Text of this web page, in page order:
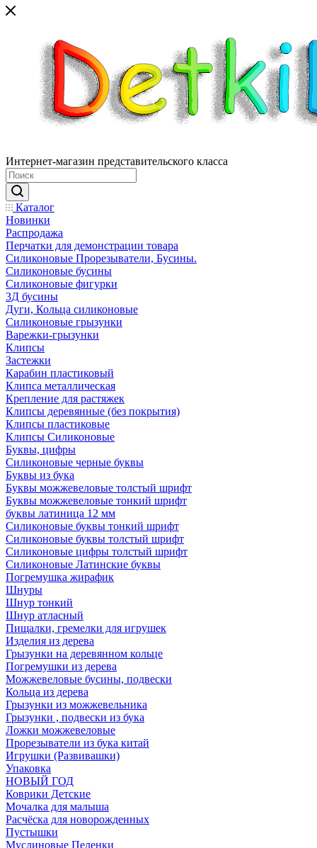
Интернет-магазин представительского класса
Каталог
Новинки
Распродажа
Перчатки для демонстрации товара
Силиконовые Прорезыватели, Бусины.
Силиконовые бусины
Силиконовые фигурки
3Д бусины
Дуги, Кольца силиконовые
Силиконовые грызунки
Варежки-грызунки
Клипсы
Застежки
Карабин пластиковый
Клипса металлическая
Крепление для растяжек
Клипсы деревянные (без покрытия)
Клипсы пластиковые
Клипсы Силиконовые
Буквы, цифры
Силиконовые черные буквы
Буквы из бука
Буквы можжевеловые толстый шрифт
Буквы можжевеловые тонкий шрифт
буквы латиница 12 мм
Силиконовые буквы тонкий шрифт
Силиконовые буквы толстый шрифт
Силиконовые цифры толстый шрифт
Силиконовые Латинские буквы
Погремушка жирафик
Шнуры
Шнур тонкий
Шнур атласный
Пищалки, гремелки для игрушек
Изделия из дерева
Грызунки на деревянном кольце
Погремушки из дерева
Можжевеловые бусины, подвески
Кольца из дерева
Грызунки из можжевельника
Грызунки , подвески из бука
Ложки можжевеловые
Прорезыватели из бука китай
Игрушки (Развивашки)
Упаковка
НОВЫЙ ГОД
Коврики Детские
Мочалка для малыша
Расчёска для новорожденных
Пустышки
Муслиновые Пеленки